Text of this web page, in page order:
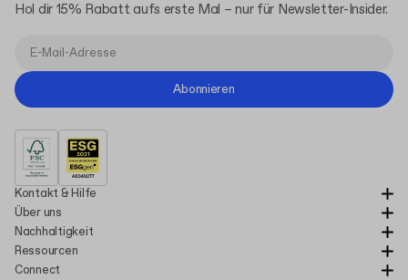
Kontakt & Hilfe
Über uns
Nachhaltigkeit
Ressourcen
Connect
Hol dir 15% Rabatt aufs erste Mal – nur für Newsletter-Insider.
Abonnieren